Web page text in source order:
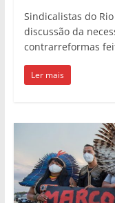
Sindicalistas do
discussão da
contrarreformas
Ler mais